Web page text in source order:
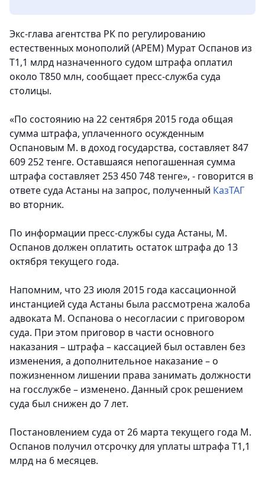
Экс-глава агентства РК по регулированию
естественных монополий (АРЕМ) Мурат Оспанов из
Т1,1 млрд назначенного судом штрафа оплатил
около Т850 млн, сообщает пресс-служба суда
столицы.
«По состоянию на 22 сентября 2015 года общая
сумма штрафа, уплаченного осужденным
Оспановым М. в доход государства, составляет 847
609 252 тенге. Оставшаяся непогашенная сумма
штрафа составляет 253 450 748 тенге», - говорится в
ответе суда Астаны на запрос, полученный КазТАГ
во вторник.
По информации пресс-службы суда Астаны, М.
Оспанов должен оплатить остаток штрафа до 13
октября текущего года.
Напомним, что 23 июля 2015 года кассационной
инстанцией суда Астаны была рассмотрена жалоба
адвоката М. Оспанова о несогласии с приговором
суда. При этом приговор в части основного
наказания – штрафа – кассацией был оставлен без
изменения, а дополнительное наказание – о
пожизненном лишении права занимать должности
на госслужбе – изменено. Данный срок решением
суда был снижен до 7 лет.
Постановлением суда от 26 марта текущего года М.
Оспанов получил отсрочку для уплаты штрафа Т1,1
млрд на 6 месяцев.